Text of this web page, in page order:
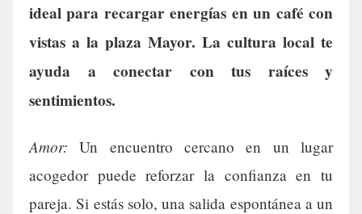
ideal para recargar energías en un café con
vistas a la plaza Mayor. La cultura local te
ayuda a conectar con tus raíces y
sentimientos.
Amor: Un encuentro cercano en un lugar
acogedor puede reforzar la confianza en tu
pareja. Si estás solo, una salida espontánea a un